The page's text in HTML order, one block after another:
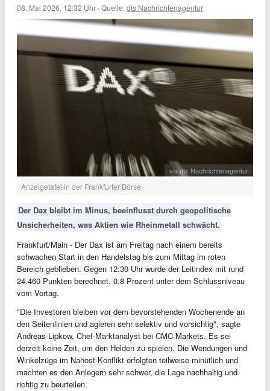
08. Mai 2026, 12:32 Uhr ·Quelle:dts Nachrichtenagentur
via dts Nachrichtenagentur
Anzeigetafel in der Frankfurter Börse
Der Dax bleibt im Minus, beeinflusst durch geopolitische
Unsicherheiten, was Aktien wie Rheinmetall schwächt.
Frankfurt/Main - Der Dax ist am Freitag nach einem bereits
schwachen Start in den Handelstag bis zum Mittag im roten
Bereich geblieben. Gegen 12:30 Uhr wurde der Leitindex mit rund
24.460 Punkten berechnet, 0,8 Prozent unter dem Schlussniveau
vom Vortag.
"Die Investoren bleiben vor dem bevorstehenden Wochenende an
den Seitenlinien und agieren sehr selektiv und vorsichtig", sagte
Andreas Lipkow, Chef-Marktanalyst bei CMC Markets. Es sei
derzeit keine Zeit, um den Helden zu spielen. Die Wendungen und
Winkelzüge im Nahost-Konflikt erfolgten teilweise minütlich und
machten es den Anlegern sehr schwer, die Lage nachhaltig und
richtig zu beurteilen.